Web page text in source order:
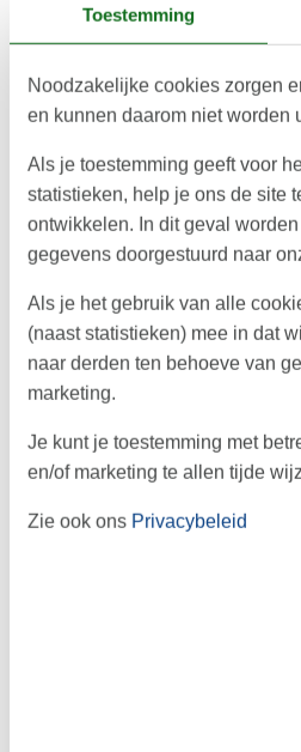
Kysing
Rude
Ajstrup
Saksild
Dyngby
Hou
Toestemming
Noodzakelijke cookies zorgen
en kunnen daarom niet worden
Als je toestemming geeft voor
statistieken, help je ons de site
ontwikkelen. In dit geval
gegevens doorgestuurd naar
Als je het gebruik van alle
(naast statistieken) mee in dat
naar derden ten behoeve van
marketing.
Je kunt je toestemming met
en/of marketing te allen tijde
Zie ook ons Privacybeleid